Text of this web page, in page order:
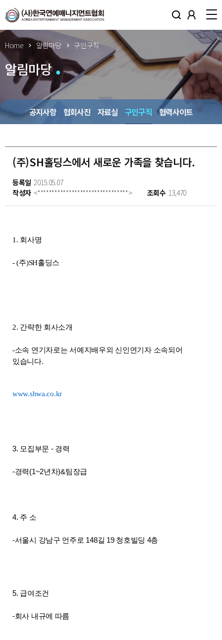
Home 알림마당 구인구직
알림마당
공지사항 협회사진 자료실 구인구직 협력사이트
(주)SH홀딩스에서 새로운 가족을 찾습니다.
등록일 2015.05.07
작성자 <********************************> 조회수 13,470
1. 회사명
- (주)SH홀딩스
2. 간략한 회사소개
-소속 연기자로는 서예지배우외 신인연기자 소속되어
있습니다.
www.shwa.co.kr
3. 모집부문 - 경력
-경력(1~2년차)&팀장급
4. 주 소
-서울시 강남구 언주로 148길 19 청호빌딩 4층
5. 급여조건
-회사 내규에 따름